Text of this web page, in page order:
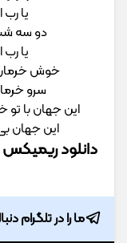
ﻳﺎ
دو ﺳﻪ
ﻳﺎ
ﺧﻮش
ﺳﺮو
اﻳﻦ ﺟﻬﺎن ﺑﺎ
اﻳﻦ ﺟﻬﺎن
دانلود
ما را در تلگرام